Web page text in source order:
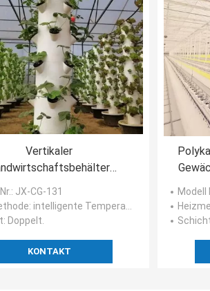
Vertikaler
in 40HQ Reefer mit
Behälter
: JX-CG-131
: intelligente Temperaturregelung
: Doppelt.
KONTAKT
Modell